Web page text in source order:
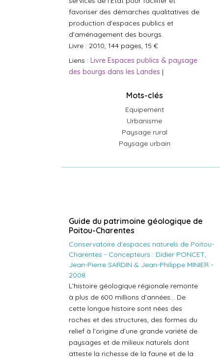
favoriser des démarches qualitatives de
production d'espaces publics et
d'aménagement des bourgs.
Livre : 2010, 144 pages, 15 €
Liens : Livre Espaces publics & paysage
des bourgs dans les Landes |
Mots-clés
Equipement
Urbanisme
Paysage rural
Paysage urbain
Guide du patrimoine géologique de
Poitou-Charentes
Conservatoire d’espaces naturels de Poitou-
Charentes - Concepteurs : Didier PONCET,
Jean-Pierre SARDIN & Jean-Philippe MINIER -
2008
L’histoire géologique régionale remonte
à plus de 600 millions d’années… De
cette longue histoire sont nées des
roches et des structures, des formes du
relief à l’origine d’une grande variété de
paysages et de milieux naturels dont
atteste la richesse de la faune et de la